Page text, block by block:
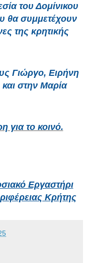
του Δομίνικου
θα συμμετέχουν
της κρητικής
Γιώργο, Ειρήνη
στην Μαρία
για το κοινό.
Εργαστήρι
Κρήτης